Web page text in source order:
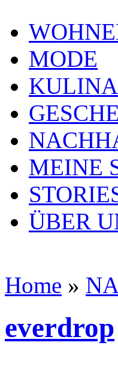
MODE
MEINE
ÜBER
Home »
everdrop